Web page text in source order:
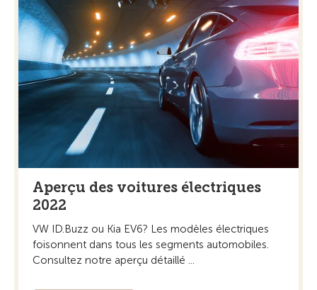
Aperçu des voitures électriques
2022
VW ID.Buzz ou Kia EV6? Les modèles électriques
foisonnent dans tous les segments automobiles.
Consultez notre aperçu détaillé ...